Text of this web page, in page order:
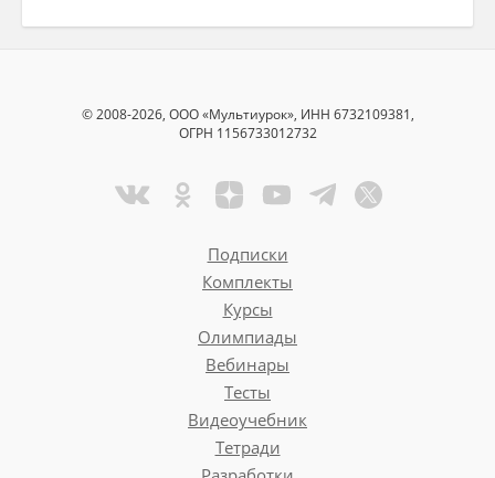
© 2008-2026, ООО «Мультиурок», ИНН 6732109381,
ОГРН 1156733012732
Подписки
Комплекты
Курсы
Олимпиады
Вебинары
Тесты
Видеоучебник
Тетради